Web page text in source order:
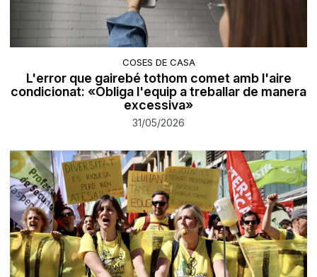
COSES DE CASA
L'error que gairebé tothom comet amb l'aire
condicionat: «Obliga l'equip a treballar de manera
excessiva»
31/05/2026